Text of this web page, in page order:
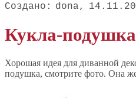
dona
Кукла-подушка
Хорошая идея для диванной
подушка, смотрите фото. Она